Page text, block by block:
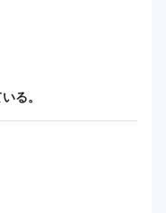
る。